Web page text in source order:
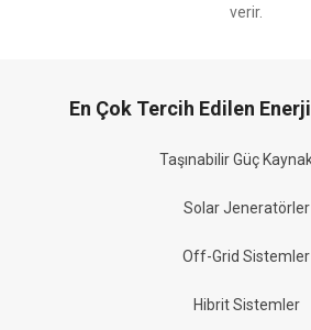
verir.
En Çok Tercih Edilen
Taşınabilir Güç
Solar Jeneratörler
Off-Grid Sistemler
Hibrit Sistemler